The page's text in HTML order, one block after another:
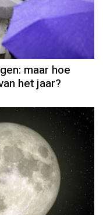
maar hoe
het jaar?